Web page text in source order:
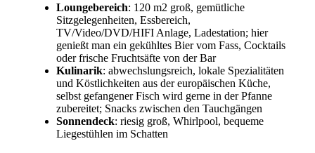
Loungebereich: 120 m2 groß, gemütliche
Sitzgelegenheiten, Essbereich,
TV/Video/DVD/HIFI Anlage, Ladestation; hier
genießt man ein gekühltes Bier vom Fass, Cocktails
oder frische Fruchtsäfte von der Bar
Kulinarik: abwechslungsreich, lokale Spezialitäten
und Köstlichkeiten aus der europäischen Küche,
selbst gefangener Fisch wird gerne in der Pfanne
zubereitet; Snacks zwischen den Tauchgängen
Sonnendeck: riesig groß, Whirlpool, bequeme
Liegestühlen im Schatten